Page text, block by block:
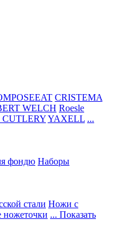
CRISTEMA
WELCH Roesle
CUTLERYYAXELL ...
фондю Наборы
стали Ножи с
ножеточки ... Показать